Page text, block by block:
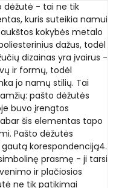
dėžutė - tai ne tik
kuris suteikia namui
kokybės metalo
dažus, todėl
dizainas yra įvairus -
ir formų, todėl
jo namų stilių. Tai
pašto dėžutės
buvo įrengtos
šis elementas tapo
Pašto dėžutės
korespondenciją4.
prasmę - ji tarsi
ir plačiosios
ne tik patikimai